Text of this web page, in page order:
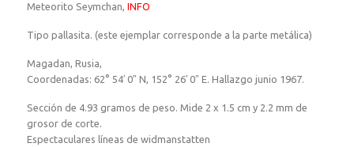
Meteorito Seymchan,INFO
Tipo pallasita. (este ejemplar corresponde a la parte metálica)
Magadan, Rusia,
Coordenadas: 62° 54′ 0″ N, 152° 26′ 0″ E.Hallazgo junio 1967.
Sección de 4.93 gramos de peso.Mide 2 x 1.5 cm y 2.2 mm de
grosor de corte.
Espectaculares líneas de widmanstatten